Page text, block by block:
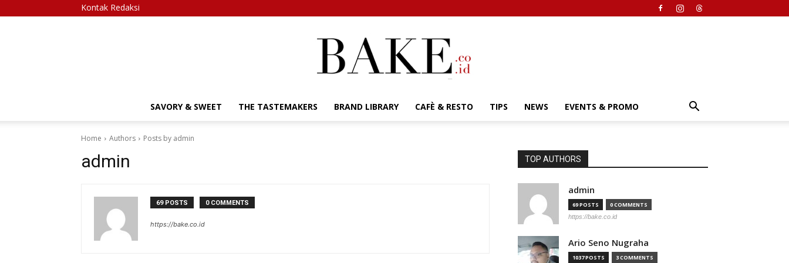
Kontak Redaksi
SAVORY & SWEET THE TASTEMAKERS BRAND LIBRARY CAFÈ & RESTO TIPS NEWS EVENTS & PROMO
Home Authors Posts by admin
admin
69 POSTS 0 COMMENTS
https://bake.co.id
TOP AUTHORS
admin
69 POSTS 0 COMMENTS
https://bake.co.id
Ario Seno Nugraha
1037 POSTS 3 COMMENTS